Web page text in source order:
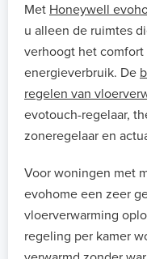
Met Honeywell
u alleen de ruimtes
verhoogt het
energieverbruik. De
regelen van
evotouch-regelaar,
zoneregelaar en
Voor woningen met
evohome een zeer
vloerverwarming
regeling per kamer